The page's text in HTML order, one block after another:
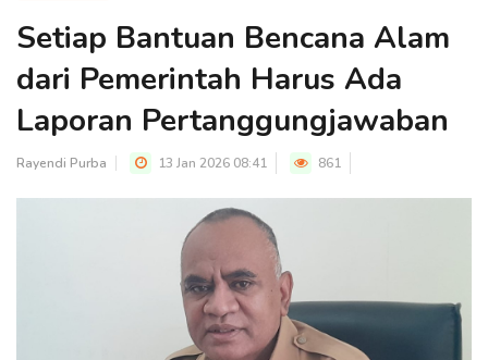
Setiap Bantuan Bencana Alam
dari Pemerintah Harus Ada
Laporan Pertanggungjawaban
Rayendi Purba 13 Jan 2026 08:41 861